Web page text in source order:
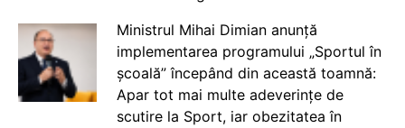
Ministrul Mihai Dimian anunță
implementarea programului „Sportul în
școală” începând din această toamnă:
Apar tot mai multe adeverințe de
scutire la Sport, iar obezitatea în